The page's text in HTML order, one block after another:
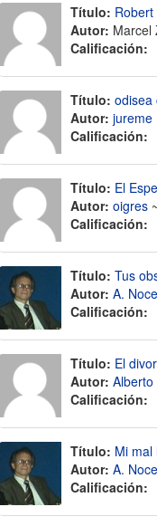
Título:
Autor:
Calificación:
Título: odisea
Autor: jureme
Calificación:
Título: El
Autor: oigres
Calificación:
Título: Tus
Autor: A.
Calificación:
Título: El
Autor:
Calificación:
Título: Mi mal
Autor: A.
Calificación: